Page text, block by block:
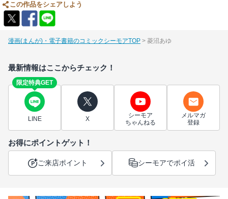
この作品をシェアしよう
漫画(まんが)・電子書籍のコミックシーモアTOP 菱沼あゆ
最新情報はここからチェック！
限定特典GET
LINE X
シーモア
ちゃんねる
メルマガ
登録
お得にポイントゲット！
ご来店ポイント シーモアでポイ活